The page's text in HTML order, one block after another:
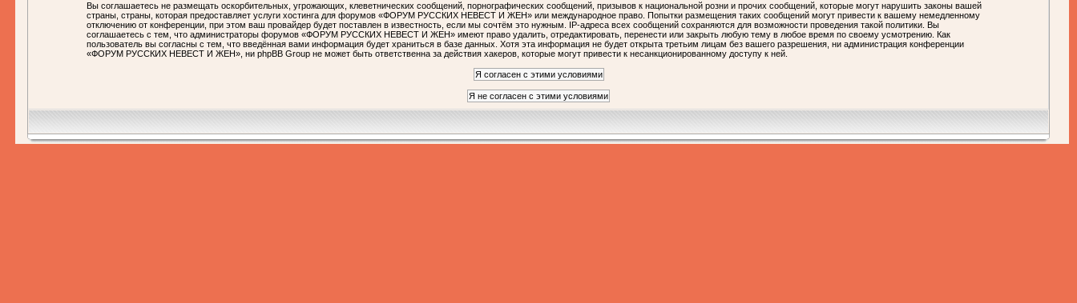
Вы соглашаетесь не размещать оскорбительных, угрожающих, клеветнических сообщений, порнографических сообщений, призывов к национальной розни и прочих сообщений, которые могут нарушить законы вашей
страны, страны, которая предоставляет услуги хостинга для форумов «ФОРУМ РУССКИХ НЕВЕСТ И ЖЕН» или международное право. Попытки размещения таких сообщений могут привести к вашему немедленному
отключению от конференции, при этом ваш провайдер будет поставлен в известность, если мы сочтём это нужным. IP-адреса всех сообщений сохраняются для возможности проведения такой политики. Вы
соглашаетесь с тем, что администраторы форумов «ФОРУМ РУССКИХ НЕВЕСТ И ЖЕН» имеют право удалить, отредактировать, перенести или закрыть любую тему в любое время по своему усмотрению. Как
пользователь вы согласны с тем, что введённая вами информация будет храниться в базе данных. Хотя эта информация не будет открыта третьим лицам без вашего разрешения, ни администрация конференции
«ФОРУМ РУССКИХ НЕВЕСТ И ЖЕН», ни phpBB Group не может быть ответственна за действия хакеров, которые могут привести к несанкционированному доступу к ней.